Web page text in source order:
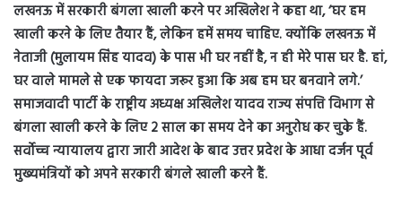
लखनऊ में सरकारी बंगला खाली करने पर अखि‍लेश ने कहा था, ‘घर हम
खाली करने के लिए तैयार हैं, लेकिन हमें समय चाहिए. क्‍योंकि लखनऊ में
नेताजी (मुलायम सिंह यादव) के पास भी घर नहीं है, न ही मेरे पास घर है. हां,
घर वाले मामले से एक फायदा जरूर हुआ कि अब हम घर बनवाने लगे.’
समाजवादी पार्टी के राष्ट्रीय अध्यक्ष अखिलेश यादव राज्य संपत्ति विभाग से
बंगला खाली करने के लिए 2 साल का समय देने का अनुरोध कर चुके हैं.
सर्वोच्च न्यायालय द्वारा जारी आदेश के बाद उत्तर प्रदेश के आधा दर्जन पूर्व
मुख्यमंत्रियों को अपने सरकारी बंगले खाली करने हैं.